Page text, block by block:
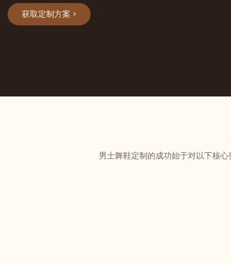
获取定制方案 >
男士舞鞋定制的成功始于对以下核